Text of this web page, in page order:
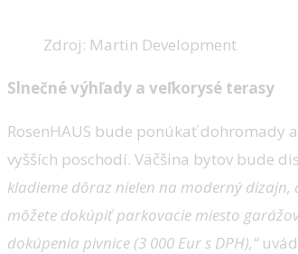
Zdroj: Martin Development
Slnečné výhľady a veľkorysé terasy
RosenHAUS bude ponúkať dohromady
vyšších poschodí. Väčšina bytov bude
kladieme dôraz nielen na moderný
môžete dokúpiť parkovacie miesto
dokúpenia pivnice (3 000 Eur s DPH),“